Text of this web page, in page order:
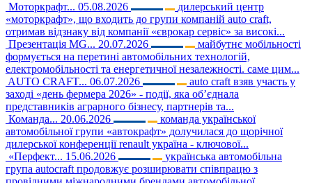
Моторкрафт... 05.08.2026
дилерський центр
«моторкрафт», що входить до групи компаній auto craft,
отримав відзнаку від компанії «єврокар сервіс» за високі...
Презентація MG... 20.07.2026
майбутнє мобільності
формується на перетині автомобільних технологій,
електромобільності та енергетичної незалежності. саме цим...
AUTO CRAFT... 06.07.2026
auto craft взяв участь у
заході «день фермера 2026» - події, яка об’єднала
представників аграрного бізнесу, партнерів та...
Команда... 20.06.2026
команда української
автомобільної групи «автокрафт» долучилася до щорічної
дилерської конференції renault україна - ключової...
«Перфект... 15.06.2026
українська автомобільна
група autocraft продовжує розширювати співпрацю з